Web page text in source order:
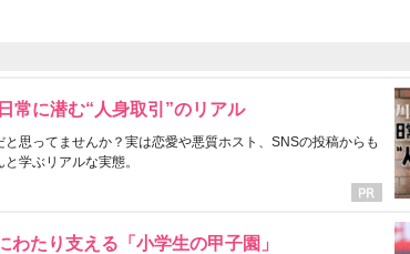
常に潜む“人身取引”のリアル
と思ってませんか？実は恋愛や悪質ホスト、SNSの投稿からも
学ぶリアルな実態。
わたり支える「小学生の甲子園」